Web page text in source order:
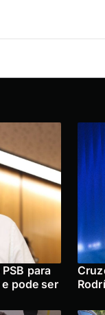
para
pode ser